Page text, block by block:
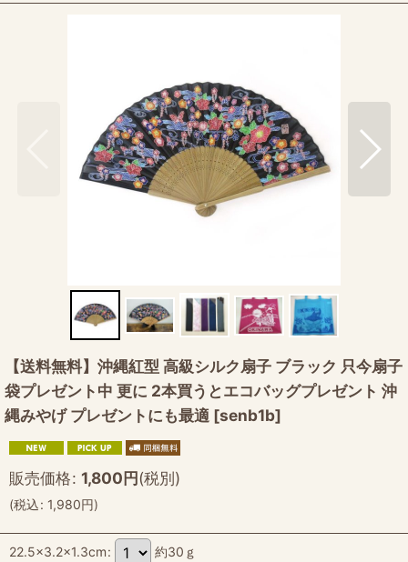
【送料無料】沖縄紅型 高級シルク扇子 ブラック 只今扇子
袋プレゼント中 更に 2本買うとエコバッグプレゼント 沖
縄みやげ プレゼントにも最適 [senb1b]
販売価格: 1,800円(税別)
(税込: 1,980円)
22.5×3.2×1.3cm: 約30ｇ